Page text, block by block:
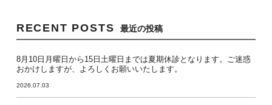
RECENT POSTS 最近の投稿
8月10日月曜日から15日土曜日までは夏期休診となります。ご迷惑
おかけしますが、よろしくお願いいたします。
2026.07.03